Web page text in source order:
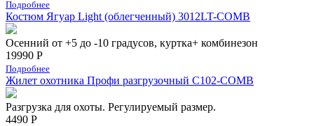
Подробнее
Костюм Ягуар Light (облегченный) 3012LT-COMB
Осенний от +5 до -10 градусов, куртка+ комбинезон
19990 Р
Подробнее
Жилет охотника Профи разгрузочный C102-COMB
Разгрузка для охоты. Регулируемый размер.
4490 Р